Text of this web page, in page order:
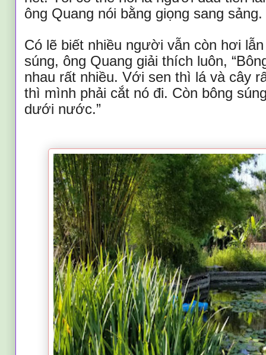
ông Quang nói bằng giọng sang sảng.
Có lẽ biết nhiều người vẫn còn hơi
súng, ông Quang giải thích luôn,
nhau rất nhiều. Với sen thì lá và cây
thì mình phải cắt nó đi. Còn bông
dưới nước.”